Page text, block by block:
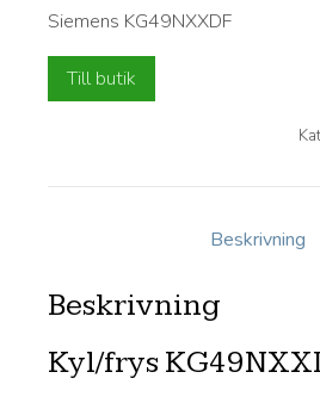
Siemens KG49NXXDF
Till butik
Beskrivning
Beskrivning
Kyl/frys